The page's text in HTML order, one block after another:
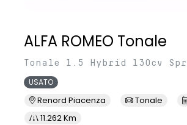
ALFA ROMEO Tonale
Tonale 1.5 Hybrid 130cv
USATO
Renord Piacenza Tonale
11.262 Km